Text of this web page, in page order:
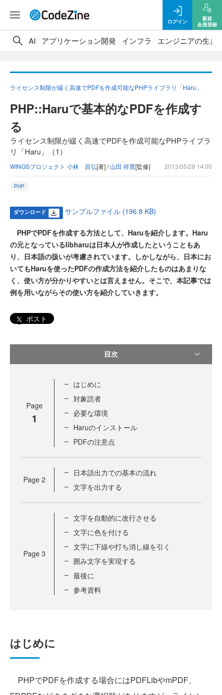
ログイン
新規
会員登録
AI アプリケーション開発 インフラ エンジニアの生き
ライセンス制限が緩く高速でPDFを作成可能なPHPライブラリ「Haru」
PHP::Haruで基本的なPDFを作成す
る
ライセンス制限が緩く高速でPDFを作成可能なPHPライブラ
リ「Haru」（1）
WINGSプロジェクト 小林 昌弘[著] /山田 祥寛[監修] 2013/05/28 14:00
PHP
ダウンロード サンプルファイル (196.8 KB)
PHPでPDFを作成する方法として、Haruを紹介します。Haru
の元となっているlibharuは日本人が作成したということもあ
り、日本語の扱いが考慮されています。しかしながら、日本にお
いてもHaruを使ったPDFの作成方法を紹介したものはあまりな
く、使い方が分かりやすいとは言えません。そこで、本記事では
例を用いながらその使い方を紹介していきます。
ポスト
目次
Page
1
はじめに
対象読者
必要な環境
Haruのインストール
PDFの注意点
Page 2
日本語出力での基本の流れ
文字を出力する
Page 3
文字を自動的に改行させる
文字に色を付ける
文字に下線や打ち消し線を引く
囲み文字を実現する
最後に
参考資料
はじめに
PHPでPDFを作成する場合にはPDFLibやmPDF、